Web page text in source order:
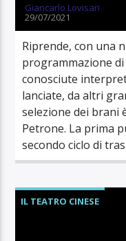
Giancarlo Lovisari
29/07/2021
Riprende, con una
programmazione di
conosciute
lanciate, da altri
selezione dei brani
Petrone. La prima
secondo ciclo di
IL TEATRO CINESE